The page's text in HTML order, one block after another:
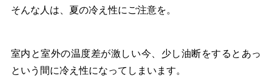
そんな人は、夏の冷え性にご注意を。
室内と室外の温度差が激しい今、少し油断をするとあっ
という間に冷え性になってしまいます。